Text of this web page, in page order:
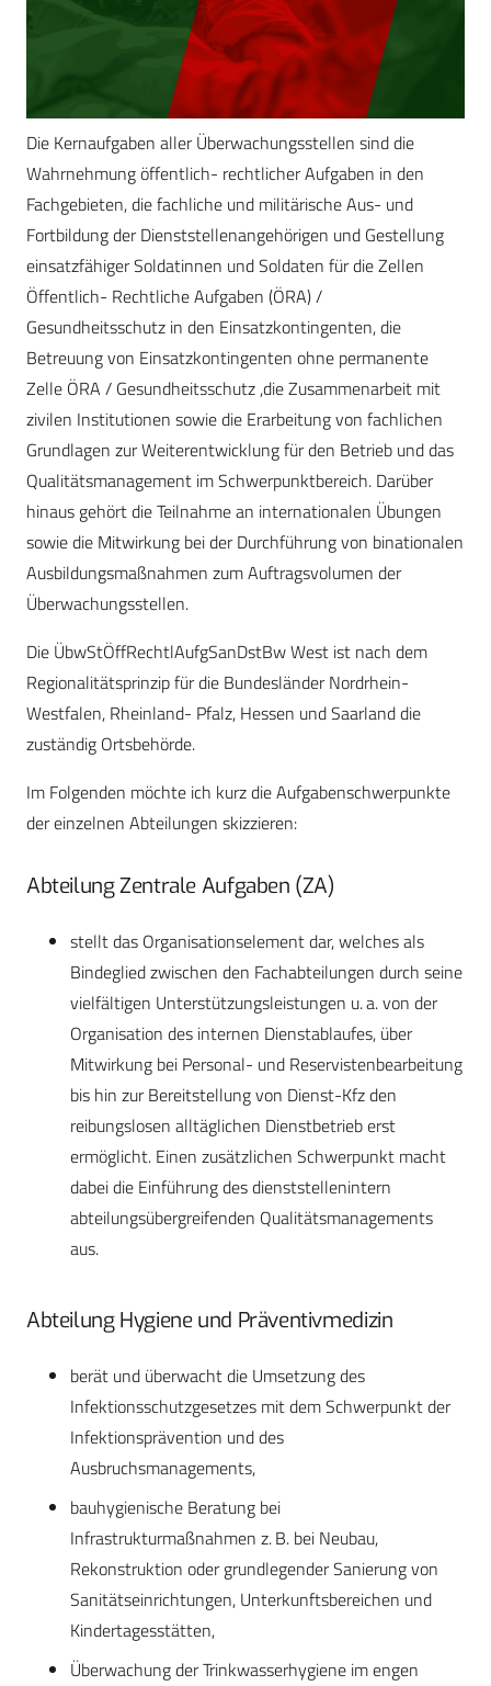
Die Kernaufgaben aller Überwachungsstellen sind die
Wahrnehmung öffentlich- rechtlicher Aufgaben in den
Fachgebieten, die fachliche und militärische Aus- und
Fortbildung der Dienststellenangehörigen und Gestellung
einsatzfähiger Soldatinnen und Soldaten für die Zellen
Öffentlich- Rechtliche Aufgaben (ÖRA) /
Gesundheitsschutz in den Einsatzkontingenten, die
Betreuung von Einsatzkontingenten ohne permanente
Zelle ÖRA / Gesundheitsschutz ,die Zusammenarbeit mit
zivilen Institutionen sowie die Erarbeitung von fachlichen
Grundlagen zur Weiterentwicklung für den Betrieb und das
Qualitätsmanagement im Schwerpunktbereich. Darüber
hinaus gehört die Teilnahme an internationalen Übungen
sowie die Mitwirkung bei der Durchführung von binationalen
Ausbildungsmaßnahmen zum Auftragsvolumen der
Überwachungsstellen.
Die ÜbwStÖffRechtlAufgSanDstBw West ist nach dem
Regionalitätsprinzip für die Bundesländer Nordrhein-
Westfalen, Rheinland- Pfalz, Hessen und Saarland die
zuständig Ortsbehörde.
Im Folgenden möchte ich kurz die Aufgabenschwerpunkte
der einzelnen Abteilungen skizzieren:
Abteilung Zentrale Aufgaben (ZA)
stellt das Organisationselement dar, welches als
Bindeglied zwischen den Fachabteilungen durch seine
vielfältigen Unterstützungsleistungen u. a. von der
Organisation des internen Dienstablaufes, über
Mitwirkung bei Personal- und Reservistenbearbeitung
bis hin zur Bereitstellung von Dienst-Kfz den
reibungslosen alltäglichen Dienstbetrieb erst
ermöglicht. Einen zusätzlichen Schwerpunkt macht
dabei die Einführung des dienststellenintern
abteilungsübergreifenden Qualitätsmanagements
aus.
Abteilung Hygiene und Präventivmedizin
berät und überwacht die Umsetzung des
Infektionsschutzgesetzes mit dem Schwerpunkt der
Infektionsprävention und des
Ausbruchsmanagements,
bauhygienische Beratung bei
Infrastrukturmaßnahmen z. B. bei Neubau,
Rekonstruktion oder grundlegender Sanierung von
Sanitätseinrichtungen, Unterkunftsbereichen und
Kindertagesstätten,
Überwachung der Trinkwasserhygiene im engen